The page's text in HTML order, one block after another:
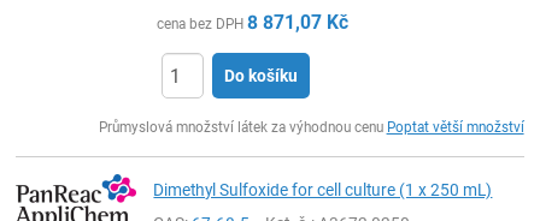
cena bez DPH 8 871,07 Kč
Do košíku
Průmyslová množství látek za výhodnou cenu Poptat větší množství
Dimethyl Sulfoxide for cell culture (1 x 250 mL)